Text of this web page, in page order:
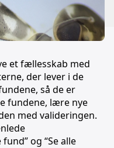
et fællesskab med
der lever i de
så de er
fundene, lære nye
med valideringen.
og “Se alle